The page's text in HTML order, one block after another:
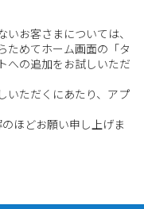
お客さまについては、
ためてホーム画面の「タ
への追加をお試しいただ
いただくにあたり、アプ
ほどお願い申し上げま